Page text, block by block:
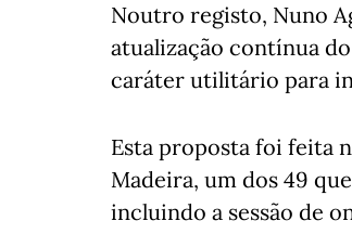
Noutro registo, Nuno
atualização contínua
caráter utilitário para
Esta proposta foi feita
Madeira, um dos 49
incluindo a sessão de